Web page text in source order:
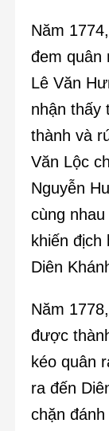
Năm
đem quân
Lê Văn
nhận thấy
thành và
Văn Lộc
Nguyễn
cùng
khiến địch
Diên
Năm
được
kéo quân
ra đến
chặn